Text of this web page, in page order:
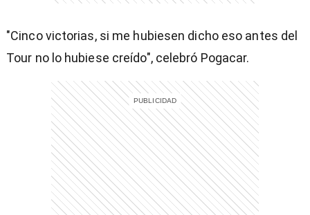
"Cinco victorias, si me hubiesen dicho eso antes del
Tour no lo hubiese creído", celebró Pogacar.